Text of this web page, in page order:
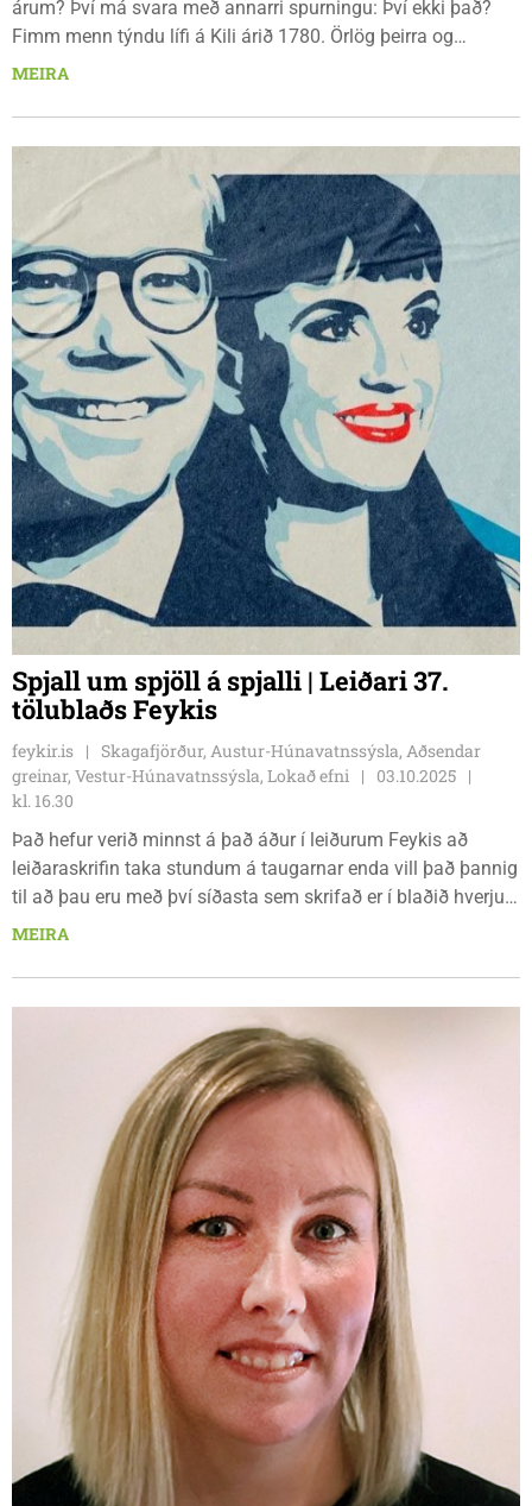
árum? Því má svara með annarri spurningu: Því ekki það?
Fimm menn týndu lífi á Kili árið 1780. Örlög þeirra og
eftirmál öll mörkuðu djúp spor hjá mörgum ættmennum
MEIRA
Spjall um spjöll á spjalli | Leiðari 37.
tölublaðs Feykis
feykir.is
Skagafjörður, Austur-Húnavatnssýsla, Aðsendar
greinar, Vestur-Húnavatnssýsla, Lokað efni
03.10.2025
kl. 16.30
Það hefur verið minnst á það áður í leiðurum Feykis að
leiðaraskrifin taka stundum á taugarnar enda vill það þannig
til að þau eru með því síðasta sem skrifað er í blaðið hverju
sinni. Sjálfur hef ég það vanalega á stefnuskránni að skrifa
prentun á mánudagseftirmiðdegi og ég hef ekki tíma til að
skrifa leiðarann þá. Því er stefnan vanalega sú að klára þetta
lítilræði við fyrsta tækifæri hverja helgi en það plan endar
vanalega í einhverju stresskasti á sunnudagskvöldi
MEIRA